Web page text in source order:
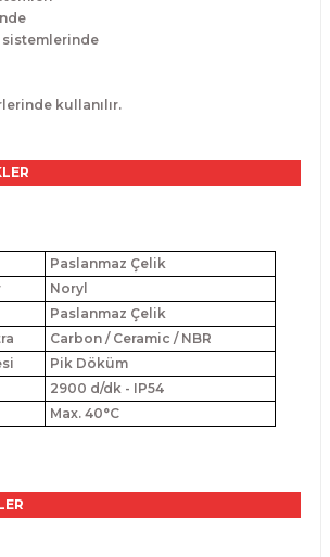
sistemlerinde
kullanılır.
Paslanmaz Çelik
Noryl
Paslanmaz Çelik
Carbon / Ceramic / NBR
Pik Döküm
2900 d/dk - IP54
Max. 40°C